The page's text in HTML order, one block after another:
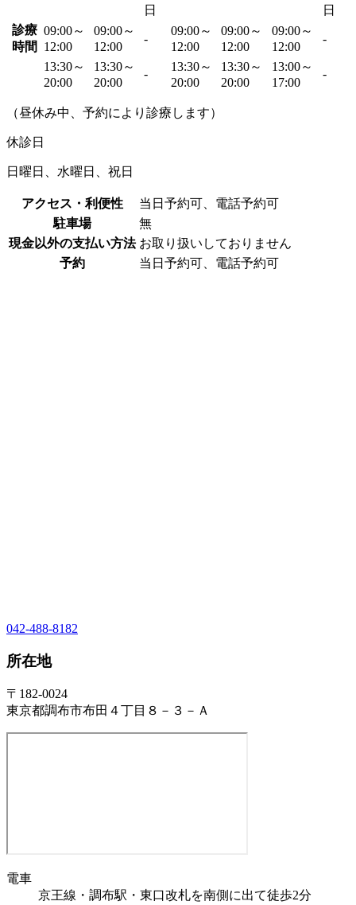
日
日
診療
時間
09:00～
12:00
09:00～
12:00
-
09:00～
12:00
09:00～
12:00
09:00～
12:00
-
13:30～
20:00
13:30～
20:00
-
13:30～
20:00
13:30～
20:00
13:00～
17:00
-
（昼休み中、予約により診療します）
休診日
日曜日、水曜日、祝日
アクセス・利便性
当日予約可、電話予約可
駐車場
無
現金以外の支払い方法 お取り扱いしておりません
予約
当日予約可、電話予約可
042-488-8182
所在地
〒182-0024
東京都調布市布田４丁目８－３－Ａ
電車
京王線・調布駅・東口改札を南側に出て徒歩2分